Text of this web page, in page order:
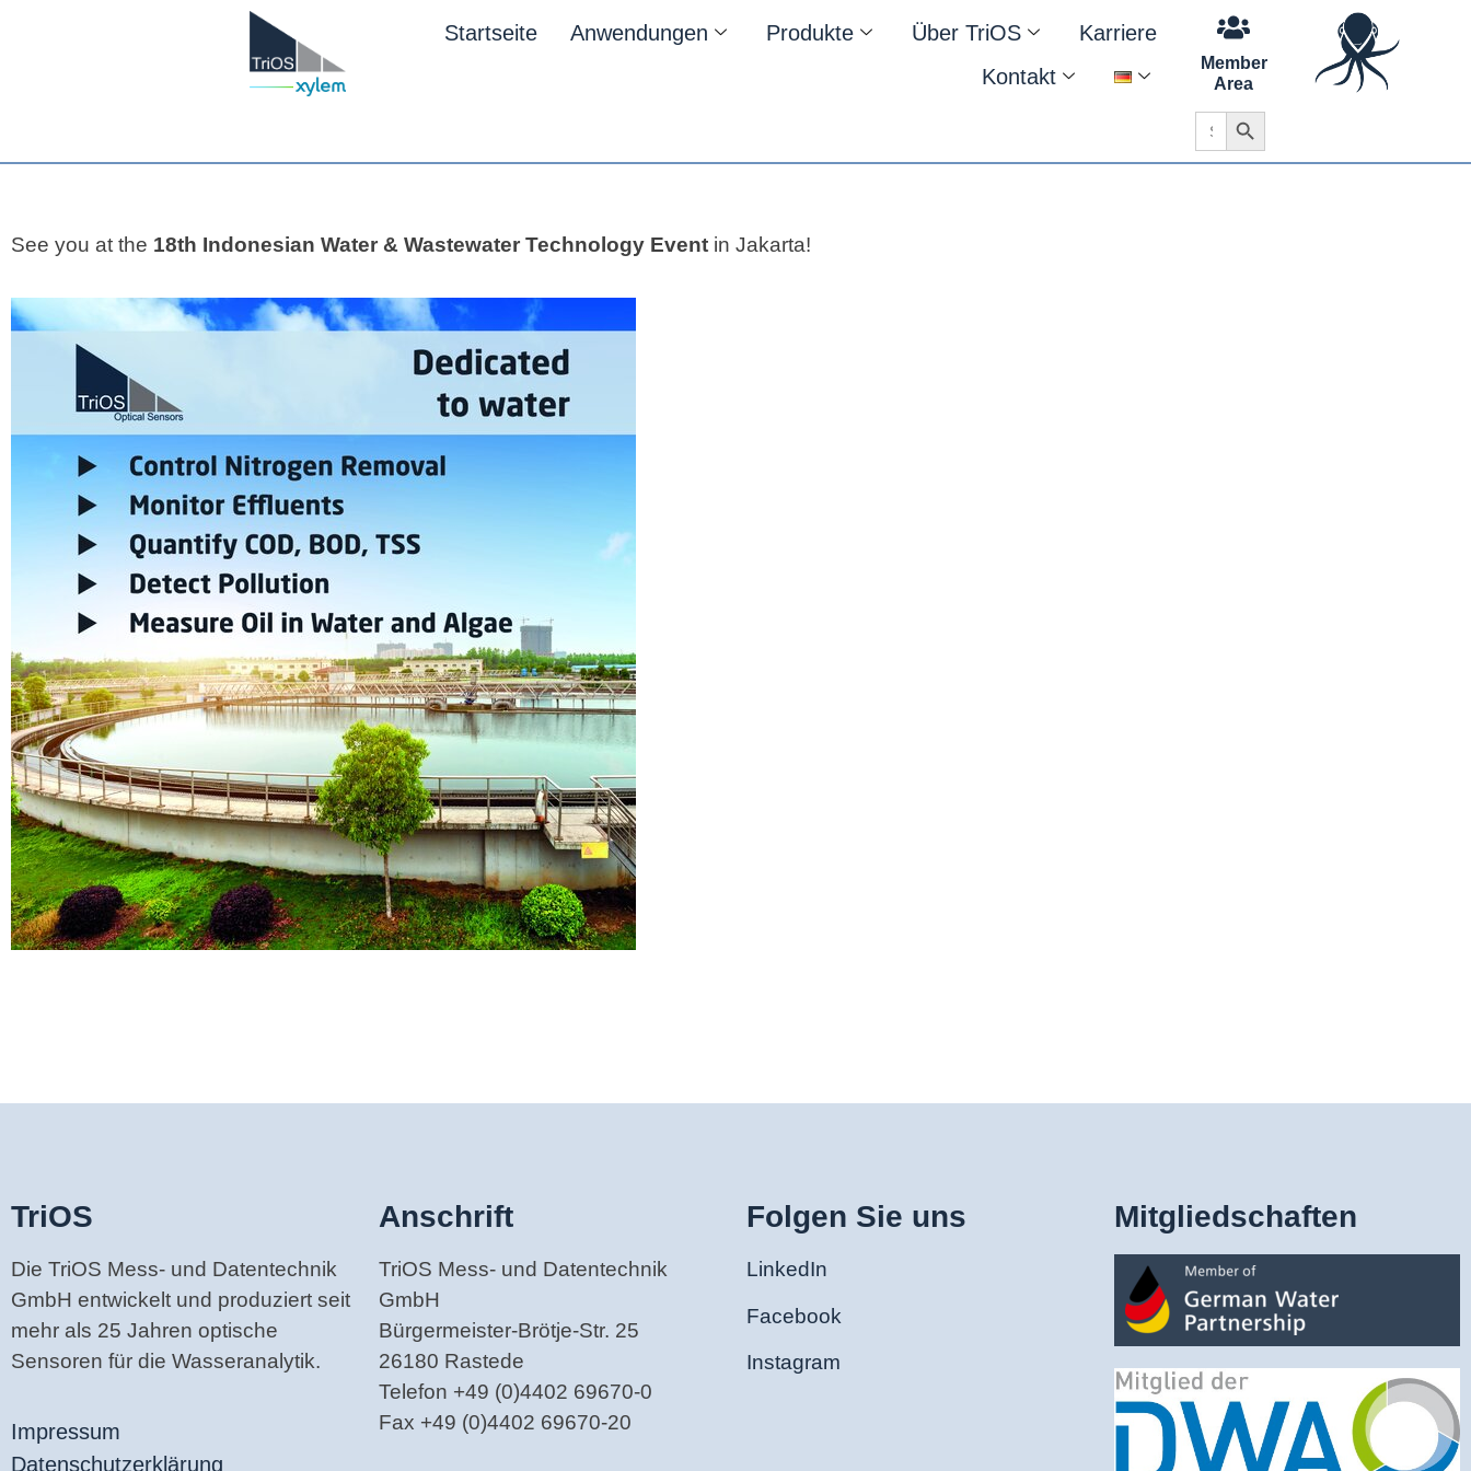
Startseite Anwendungen Produkte Über TriOS
Karriere
Kontakt
Member
Area
Search
for:
Search Button
See you at the 18th Indonesian Water & Wastewater Technology Event in Jakarta!
TriOS
Die TriOS Mess- und Datentechnik
GmbH entwickelt und produziert seit
mehr als 25 Jahren optische
Sensoren für die Wasseranalytik.
Impressum
Datenschutzerklärung
Anschrift
TriOS Mess- und Datentechnik
GmbH
Bürgermeister-Brötje-Str. 25
26180 Rastede
Telefon +49 (0)4402 69670-0
Fax +49 (0)4402 69670-20
Folgen Sie uns
LinkedIn
Facebook
Instagram
Mitgliedschaften